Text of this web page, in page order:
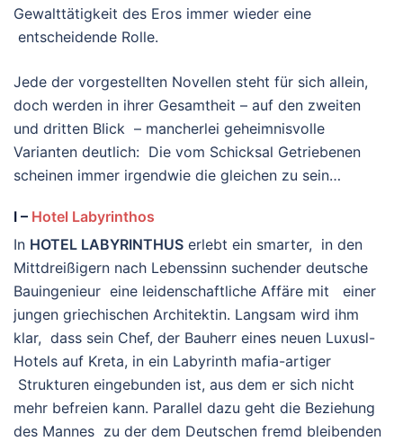
Gewalttätigkeit des Eros immer wieder eine
entscheidende Rolle.
Jede der vorgestellten Novellen steht für sich allein,
doch werden in ihrer Gesamtheit – auf den zweiten
und dritten Blick – mancherlei geheimnisvolle
Varianten deutlich: Die vom Schicksal Getriebenen
scheinen immer irgendwie die gleichen zu sein…
I – Hotel Labyrinthos
In HOTEL LABYRINTHUS erlebt ein smarter, in den
Mittdreißigern nach Lebenssinn suchender deutsche
Bauingenieur eine leidenschaftliche Affäre mit einer
jungen griechischen Architektin. Langsam wird ihm
klar, dass sein Chef, der Bauherr eines neuen Luxusl-
Hotels auf Kreta, in ein Labyrinth mafia-artiger
Strukturen eingebunden ist, aus dem er sich nicht
mehr befreien kann. Parallel dazu geht die Beziehung
des Mannes zu der dem Deutschen fremd bleibenden